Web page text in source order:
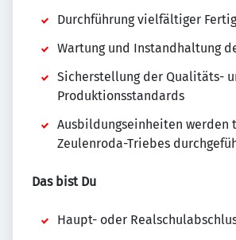
Durchführung vielfältiger
Wartung und Instandhaltung
Sicherstellung der Qualitäts-
Produktionsstandards
Ausbildungseinheiten werden
Zeulenroda-Triebes
Das bist Du
Haupt- oder